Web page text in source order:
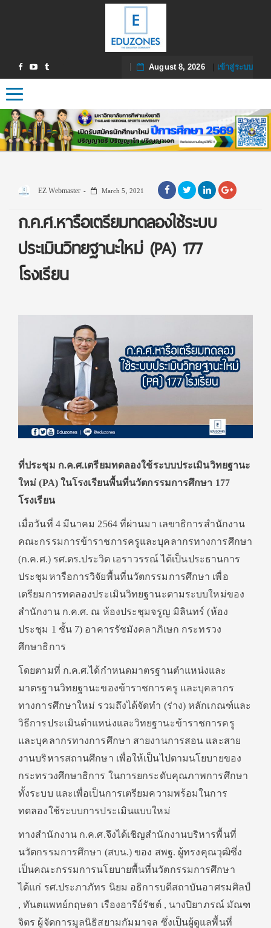
August 8, 2026| เข้าสู่ระบบ
Toggle navigation
EZ Webmaster March 5, 2021
ก.ค.ศ.หารือเตรียมทดลองใช้ระบบ
ประเมินวิทยฐานะใหม่ (PA) 177
โรงเรียน
ที่ประชุม ก.ค.ศ.เตรียมทดลองใช้ระบบประเมินวิทยฐานะ
ใหม่ (PA) ในโรงเรียนพื้นที่นวัตกรรมการศึกษา 177
โรงเรียน
เมื่อวันที่ 4 มีนาคม 2564 ที่ผ่านมา เลขาธิการสำนักงาน
คณะกรรมการข้าราชการครูและบุคลากรทางการศึกษา
(ก.ค.ศ.) รศ.ดร.ประวิต เอราวรรณ์ ได้เป็นประธานการ
ประชุมหารือการวิจัยพื้นที่นวัตกรรมการศึกษา เพื่อ
เตรียมการทดลองประเมินวิทยฐานะตามระบบใหม่ของ
สำนักงาน ก.ค.ศ. ณ ห้องประชุมจรูญ มิลินทร์ (ห้อง
ประชุม 1 ชั้น 7) อาคารรัชมังคลาภิเษก กระทรวง
ศึกษาธิการ
โดยตามที่ ก.ค.ศ.ได้กำหนดมาตรฐานตำแหน่งและ
มาตรฐานวิทยฐานะของข้าราชการครู และบุคลากร
ทางการศึกษาใหม่ รวมถึงได้จัดทำ (ร่าง) หลักเกณฑ์และ
วิธีการประเมินตำแหน่งและวิทยฐานะข้าราชการครู
และบุคลากรทางการศึกษา สายงานการสอน และสาย
งานบริหารสถานศึกษา เพื่อให้เป็นไปตามนโยบายของ
กระทรวงศึกษาธิการ ในการยกระดับคุณภาพการศึกษา
ทั้งระบบ และเพื่อเป็นการเตรียมความพร้อมในการ
ทดลองใช้ระบบการประเมินแบบใหม่
ทางสำนักงาน ก.ค.ศ.จึงได้เชิญสำนักงานบริหารพื้นที่
นวัตกรรมการศึกษา (สบน.) ของ สพฐ. ผู้ทรงคุณวุฒิซึ่ง
เป็นคณะกรรมการนโยบายพื้นที่นวัตกรรมการศึกษา
ได้แก่ รศ.ประภาภัทร นิยม อธิการบดีสถาบันอาศรมศิลป์
, ทันตแพทย์กฤษดา เรืองอารีย์รัชต์ , นางปิยาภรณ์ มัณฑ
จิตร ผู้จัดการมูลนิธิสยามกัมมาจล ซึ่งเป็นผู้ดูแลพื้นที่